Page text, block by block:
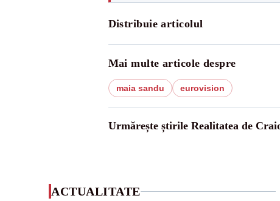
Distribuie articolul
Mai multe articole despre
maia sandu eurovision
Urmărește știrile Realitatea de
ACTUALITATE